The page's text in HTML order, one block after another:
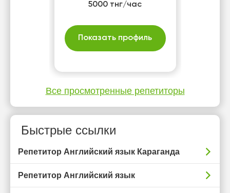
5000 тнг/час
Показать профиль
Все просмотренные репетиторы
Быстрые ссылки
Репетитор Английский язык Караганда
Репетитор Английский язык